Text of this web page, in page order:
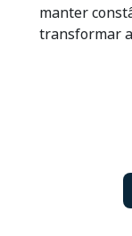
manter
transformar